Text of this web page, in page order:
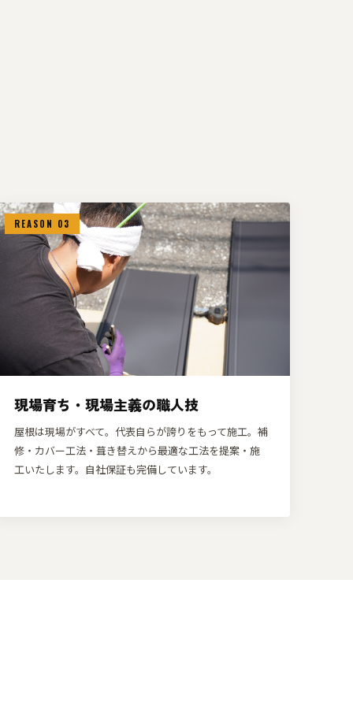
REASON 03
現場育ち・現場主義の職人技
屋根は現場がすべて。代表自らが誇りをもって施工。補
修・カバー工法・葺き替えから最適な工法を提案・施
工いたします。自社保証も完備しています。